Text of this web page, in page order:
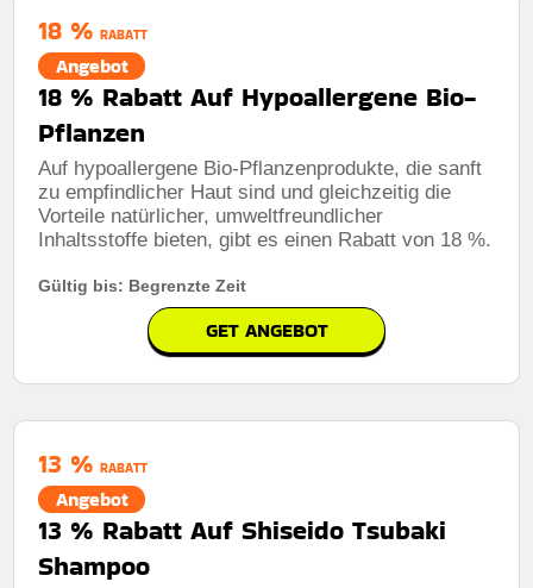
18 % RABATT
Angebot
18 % Rabatt Auf Hypoallergene Bio-
Pflanzen
Auf hypoallergene Bio-Pflanzenprodukte, die sanft
zu empfindlicher Haut sind und gleichzeitig die
Vorteile natürlicher, umweltfreundlicher
Inhaltsstoffe bieten, gibt es einen Rabatt von 18 %.
Gültig bis: Begrenzte Zeit
GET ANGEBOT
13 % RABATT
Angebot
13 % Rabatt Auf Shiseido Tsubaki
Shampoo